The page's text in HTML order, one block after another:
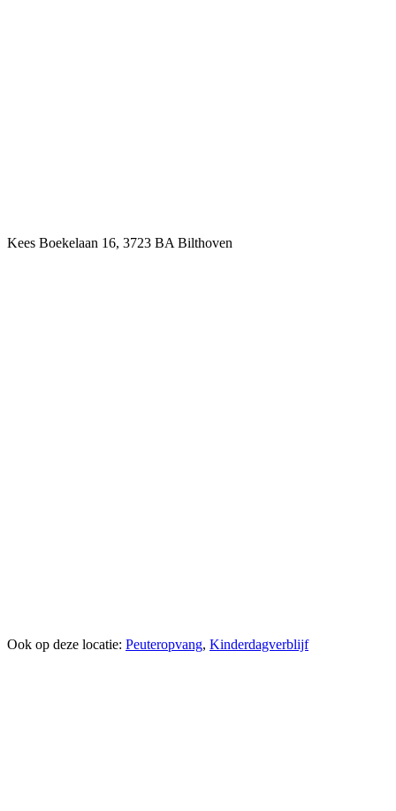
Kees Boekelaan 16, 3723 BA Bilthoven
Ook op deze locatie: Peuteropvang, Kinderdagverblijf